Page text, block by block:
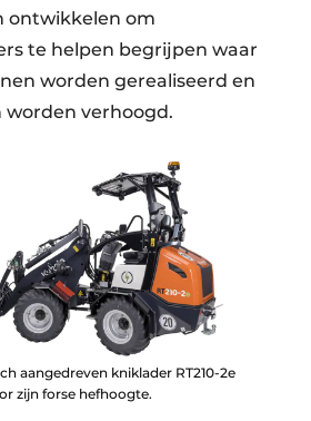
ontwikkelen om
te helpen begrijpen waar
worden gerealiseerd en
verhoogd.
aangedreven kniklader RT210-2e
zijn forse hefhoogte.